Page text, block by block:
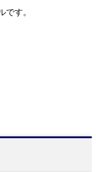
です。